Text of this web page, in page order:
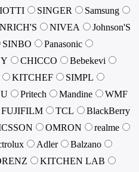
SINGER
Samsung
NIVEA
Johnson'S
SINBO
Panasonic
CHICCO
Bebekevi
KITCHEF
SIMPL
Pritech Mandine
WMF
FUJIFILM TCL
BlackBerry
OMRON
realme
Adler
Balzano
KITCHEN LAB